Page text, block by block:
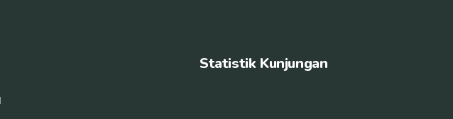
Statistik Kunjungan